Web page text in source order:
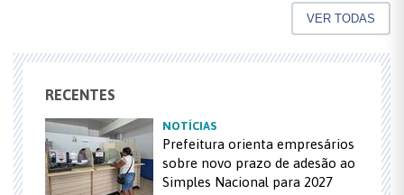
VER TODAS
RECENTES
NOTÍCIAS
Prefeitura orienta empresários
sobre novo prazo de adesão ao
Simples Nacional para 2027